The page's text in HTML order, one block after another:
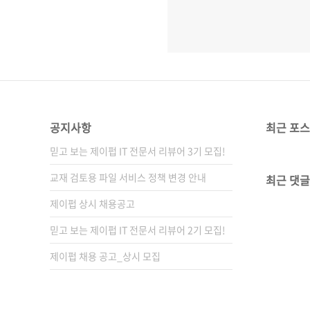
공지사항
믿고 보는 제이펍 IT 전문서 리뷰어 3기 모집!
교재 검토용 파일 서비스 정책 변경 안내
제이펍 상시 채용공고
믿고 보는 제이펍 IT 전문서 리뷰어 2기 모집!
제이펍 채용 공고_상시 모집
최근 포
최근 댓글